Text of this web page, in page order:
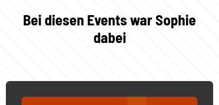
Bei diesen Events war Sophie
dabei